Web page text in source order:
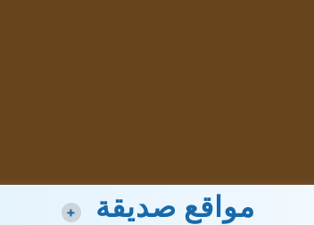
مواقع صديقة +